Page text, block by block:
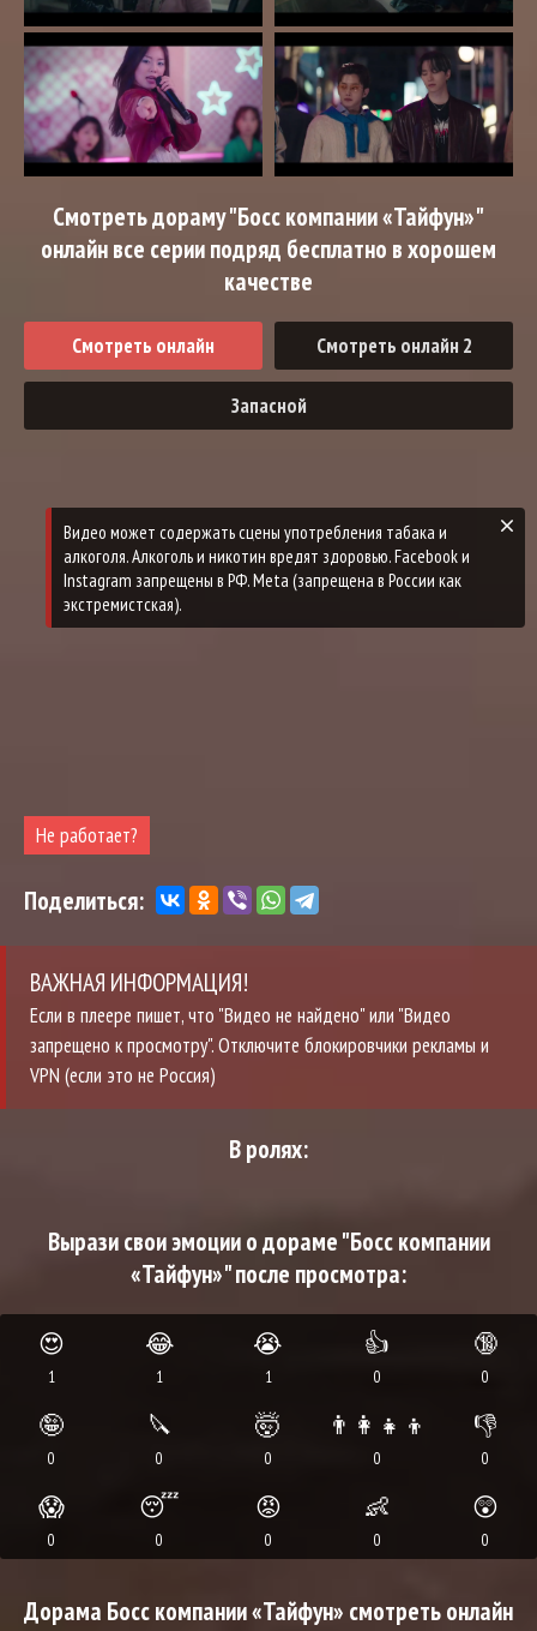
Смотреть дораму "Босс компании «Тайфун»"
онлайн все серии подряд бесплатно в хорошем
качестве
Смотреть онлайн Смотреть онлайн 2
Запасной
Не работает?
Поделиться:
ВАЖНАЯ ИНФОРМАЦИЯ!
Если в плеере пишет, что "Видео не найдено" или "Видео
запрещено к просмотру". Отключите блокировчики рекламы и
VPN (если это не Россия)
В ролях:
Вырази свои эмоции о дораме "Босс компании
«Тайфун»" после просмотра:
😍
1
😂
1
😭
1
👍
0
🔞
0
🤪
0
🔪
0
🤯
0
👨‍👩‍👧‍👦
0
👎
0
😱
0
😴
0
😡
0
👶
0
😲
0
Дорама Босс компании «Тайфун» смотреть онлайн